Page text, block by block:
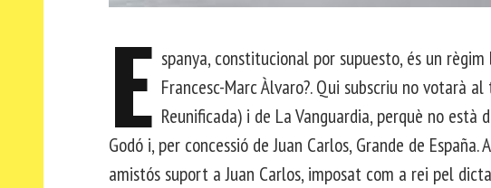
E spanya, constitucional por supuesto, és un
Francesc-Marc Àlvaro?. Qui subscriu no votarà
Reunificada) i de La Vanguardia, perquè no està
Godó i, per concessió de Juan Carlos, Grande de
amistós suport a Juan Carlos, imposat com a rei pel